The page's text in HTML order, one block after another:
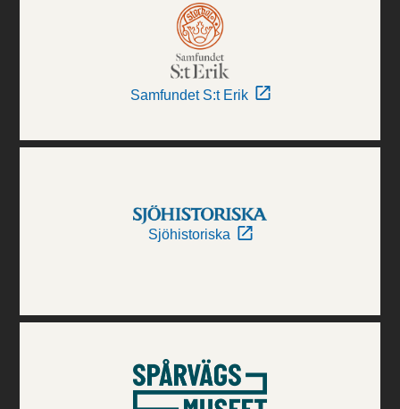
Samfundet S:t Erik
Sjöhistoriska